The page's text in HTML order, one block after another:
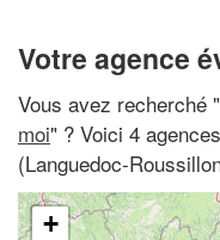
Votre agence
Vous avez recherché "
moi" ? Voici 4
(Languedoc-
+